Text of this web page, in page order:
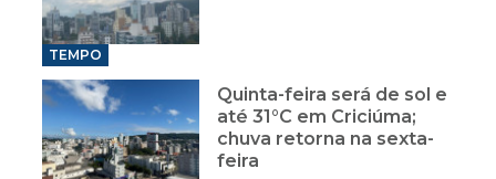
TEMPO
Quinta-feira será de sol e
até 31°C em Criciúma;
chuva retorna na sexta-
feira